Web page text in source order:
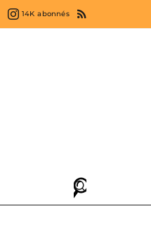
14K abonnés